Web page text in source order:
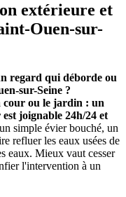
extérieure et
Ouen-sur-
regard qui déborde ou
sur-Seine ?
cour ou le jardin : un
joignable 24h/24 et
simple évier bouché, un
refluer les eaux usées de
eaux. Mieux vaut cesser
l'intervention à un